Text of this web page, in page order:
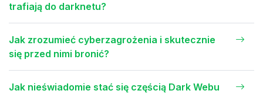
trafiają do darknetu?
Jak zrozumieć cyberzagrożenia i skutecznie
się przed nimi bronić?
Jak nieświadomie stać się częścią Dark Webu